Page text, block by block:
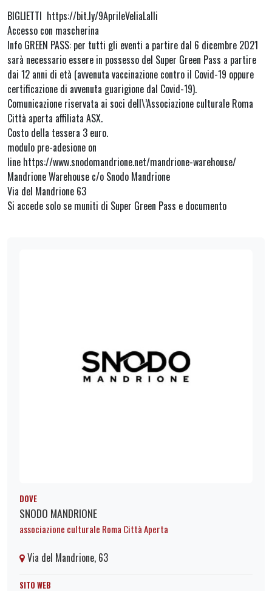
BIGLIETTI https://bit.ly/9AprileVeliaLalli
Accesso con mascherina
Info GREEN PASS: per tutti gli eventi a partire dal 6 dicembre 2021
sarà necessario essere in possesso del Super Green Pass a partire
dai 12 anni di età (avvenuta vaccinazione contro il Covid-19 oppure
certificazione di avvenuta guarigione dal Covid-19).
Comunicazione riservata ai soci dell\’Associazione culturale Roma
Città aperta affiliata ASX.
Costo della tessera 3 euro.
modulo pre-adesione on
line https://www.snodomandrione.net/mandrione-warehouse/
Mandrione Warehouse c/o Snodo Mandrione
Via del Mandrione 63
Si accede solo se muniti di Super Green Pass e documento
DOVE
SNODO MANDRIONE
associazione culturale Roma Città Aperta
Via del Mandrione, 63
SITO WEB